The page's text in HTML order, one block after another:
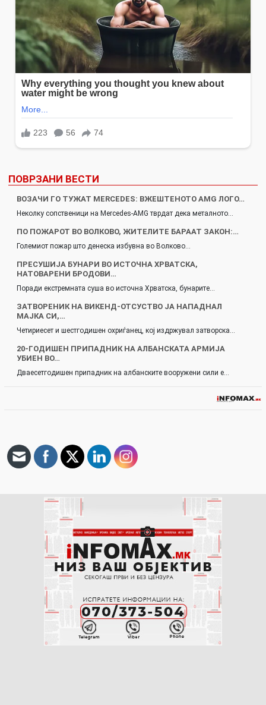
ПОВРЗАНИ ВЕСТИ
ВОЗАЧИ ГО ТУЖАТ MERCEDES: ВЖЕШТЕНОТО AMG ЛОГО…
Неколку сопственици на Mercedes-AMG тврдат дека металното…
ПО ПОЖАРОТ ВО ВОЛКОВО, ЖИТЕЛИТЕ БАРААТ ЗАКОН:…
Големиот пожар што денеска избувна во Волково…
ПРЕСУШИЈА БУНАРИ ВО ИСТОЧНА ХРВАТСКА,
НАТОВАРЕНИ БРОДОВИ…
Поради екстремната суша во источна Хрватска, бунарите…
ЗАТВОРЕНИК НА ВИКЕНД-ОТСУСТВО ЈА НАПАДНАЛ
МАЈКА СИ,…
Четириесет и шестгодишен охриѓанец, кој издржувал затворска…
20-ГОДИШЕН ПРИПАДНИК НА АЛБАНСКАТА АРМИЈА
УБИЕН ВО…
Дваесетгодишен припадник на албанските вооружени сили е…